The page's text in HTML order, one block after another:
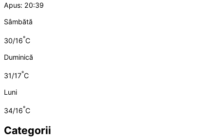
Apus: 20:39
Sâmbătă
30/16°C
Duminică
31/17°C
Luni
34/16°C
Categorii